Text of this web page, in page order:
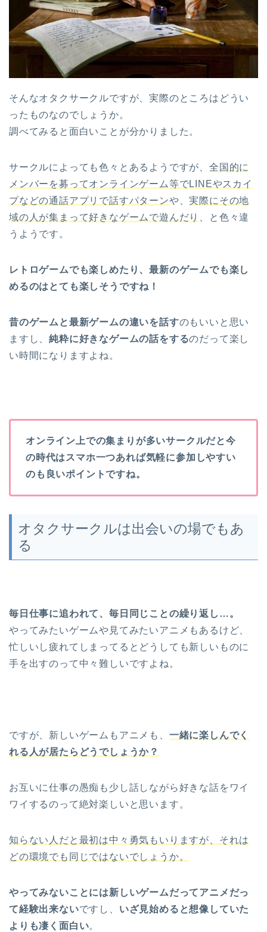
そんなオタクサークルですが、実際のところはどうい
ったものなのでしょうか。
調べてみると面白いことが分かりました。
サークルによっても色々とあるようですが、全国的に
メンバーを募ってオンラインゲーム等でLINEやスカイ
プなどの通話アプリで話すパターンや、実際にその地
域の人が集まって好きなゲームで遊んだり
、と色々違
うようです。
レトロゲームでも楽しめたり、最新のゲームでも楽し
めるのはとても楽しそうですね！
昔のゲームと最新ゲームの違いを話すのもいいと思い
ますし、純粋に好きなゲームの話をするのだって楽し
い時間になりますよね。
オンライン上での集まりが多いサークルだと今
の時代はスマホ一つあれば気軽に参加しやすい
のも良いポイントですね。
オタクサークルは出会いの場でもあ
る
毎日仕事に追われて、毎日同じことの繰り返し…。
やってみたいゲームや見てみたいアニメもあるけど、
忙しいし疲れてしまってるとどうしても新しいものに
手を出すのって中々難しいですよね。
ですが、新しいゲームもアニメも、 一緒に楽しんでく
れる人が居たらどうでしょうか？
お互いに仕事の愚痴も少し話しながら好きな話をワイ
ワイするのって絶対楽しいと思います。
知らない人だと最初は中々勇気もいりますが、それは
どの環境でも同じではないでしょうか。
やってみないことには新しいゲームだってアニメだっ
て経験出来ないですし、 いざ見始めると想像していた
よりも凄く面白い。